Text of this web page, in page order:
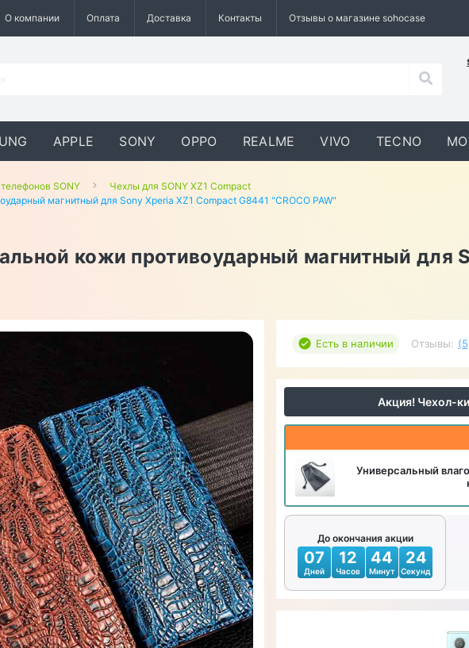
О компании Оплата Доставка Контакты Отзывы о магазине sohocase
APPLE SONY OPPO REALME VIVO TECNO
SONY
Чехлы для SONY XZ1 Compact
магнитный для Sony Xperia XZ1 Compact G8441 "CROCO PAW"
кожи противоударный магнитный для
Есть в наличии Отзывы:
Акция! Чехол-
Универсальный
До окончания акции
07
Дней
12
Часов
44
Минут
23
Секунд